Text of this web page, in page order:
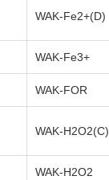
WAK-Fe2+(D)
WAK-Fe3+
WAK-FOR
WAK-H2O2(C)
WAK-H2O2